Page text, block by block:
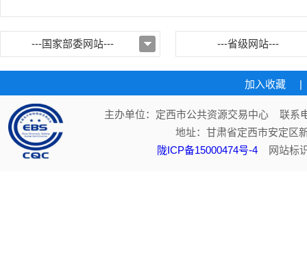
---国家部委网站--- ---省级网站---
加入收藏 |
主办单位：定西市公共资源交易中心 联系
地址：甘肃省定西市安定
陇ICP备15000474号-4 网站标